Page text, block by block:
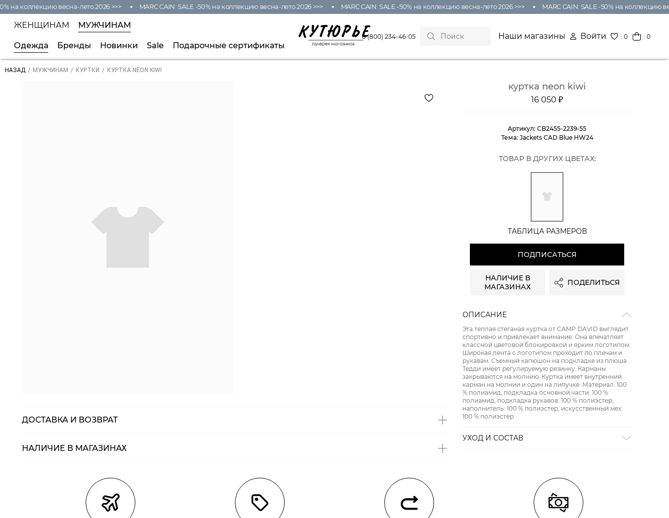
на коллекцию весна-лето 2026 >>> MARC CAIN: SALE -50% на коллекцию весна-лето 2026 >>> MARC CAIN: SALE -50% на коллекцию весна-лето 2026 >>> MARC CAIN: SALE -50% на коллекцию
ЖЕНЩИНАМ МУЖЧИНАМ
Одежда Бренды Новинки Sale Подарочные сертификаты
8 (800) 234-46-05 Наши магазины Войти :0 : 0
НАЗАД / МУЖЧИНАМ / КУРТКИ / КУРТКА NEON KIWI
ДОСТАВКА И ВОЗВРАТ
Курьерская доставка СДЭК
Самовывоз из пункта выдачи СДЭК
Самовывоз из наших магазинов
НАЛИЧИЕ В МАГАЗИНАХ
куртка neon kiwi
16 050 ₽
Артикул:CB2455-2239-55
Тема: Jackets CAD Blue HW24
ТОВАР В ДРУГИХ ЦВЕТАХ:
ТАБЛИЦА РАЗМЕРОВ
ПОДПИСАТЬСЯ
НАЛИЧИЕ В
МАГАЗИНАХ
ПОДЕЛИТЬСЯ
ОПИСАНИЕ
Эта теплая стеганая куртка от CAMP DAVID выглядит
спортивно и привлекает внимание. Она впечатляет
классной цветовой блокировкой и ярким логотипом.
Широкая лента с логотипом проходит по плечам и
рукавам. Съемный капюшон на подкладке из плюша
Тедди имеет регулируемую резинку. Карманы
закрываются на молнию. Куртка имеет внутренний
карман на молнии и один на липучке. Материал: 100
% полиамид, подкладка основной части: 100 %
полиамид, подкладка рукавов: 100 % полиэстер,
наполнитель: 100 % полиэстер, искусственный мех:
100 % полиэстер
УХОД И СОСТАВ